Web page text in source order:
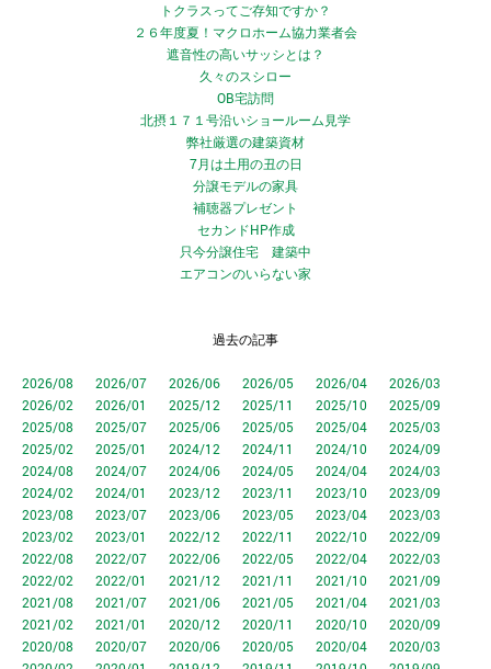
トクラスってご存知ですか？
２６年度夏！マクロホーム協力業者会
遮音性の高いサッシとは？
久々のスシロー
OB宅訪問
北摂１７１号沿いショールーム見学
弊社厳選の建築資材
7月は土用の丑の日
分譲モデルの家具
補聴器プレゼント
セカンドHP作成
只今分譲住宅 建築中
エアコンのいらない家
過去の記事
2026/08 2026/07 2026/06 2026/05 2026/04
2026/03
2026/02
2026/01 2025/12 2025/11 2025/10
2025/09
2025/08
2025/07 2025/06 2025/05 2025/04
2025/03
2025/02
2025/01 2024/12 2024/11 2024/10
2024/09
2024/08
2024/07 2024/06 2024/05 2024/04
2024/03
2024/02
2024/01 2023/12 2023/11 2023/10
2023/09
2023/08
2023/07 2023/06 2023/05 2023/04
2023/03
2023/02
2023/01 2022/12 2022/11 2022/10
2022/09
2022/08
2022/07 2022/06 2022/05 2022/04
2022/03
2022/02
2022/01 2021/12 2021/11 2021/10
2021/09
2021/08
2021/07 2021/06 2021/05 2021/04
2021/03
2021/02
2021/01 2020/12 2020/11 2020/10
2020/09
2020/08
2020/07 2020/06 2020/05 2020/04
2020/03